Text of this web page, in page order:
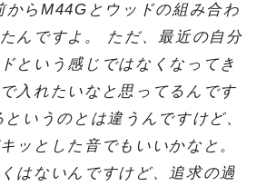
らM44Gとウッドの組み合わ
んですよ。 ただ、最近の自分
という感じではなくなってき
入れたいなと思ってるんです
いうのとは違うんですけど、
ッとした音でもいいかなと。
はないんですけど、追求の過